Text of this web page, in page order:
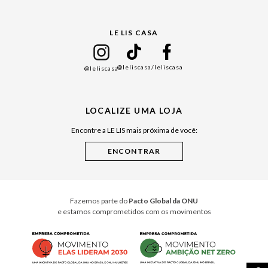
Cuidados Casa
LE LIS CASA
@leliscasa@leliscasa/leliscasa
LOCALIZE UMA LOJA
Encontre a LE LIS mais próxima de você:
Fazemos parte do Pacto Global da ONU
e estamos comprometidos com os movimentos